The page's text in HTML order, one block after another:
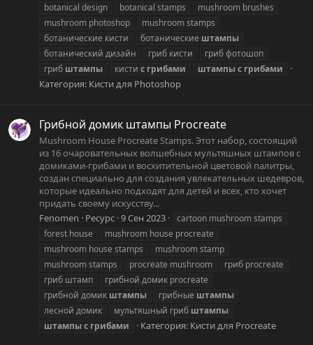
botanical design
botanical stamps
mushroom brushes
mushroom photoshop
mushroom stamps
ботанические кисти
ботанические штампы
ботанический дизайн
гриб кисти
гриб фотошоп
гриб штампы кисти с грибами штампыс грибами
Категория: Кисти для Photoshop
Грибной домик штампы Procreate
Mushroom House Procreate Stamps. Этот набор, состоящий
из 16 очаровательных волшебных мультяшных штампов с
домиками-грибами и восхитительной цветовой палитры,
создан специально для создания увлекательных шедевров,
которые идеально подходят для детей и всех, кто хочет
придать своему искусству...
Fenomen
Ресурс 9 Сен 2023
cartoon mushroom stamps
forest house
mushroom house procreate
mushroom house stamps
mushroom stamp
mushroom stamps
procreate mushroom
гриб procreate
гриб штамп
грибной домик procreate
грибной домик штампы грибные штампы
лесной домик
мультяшный гриб штампы
штампыс грибами Категория: Кисти для Procreate